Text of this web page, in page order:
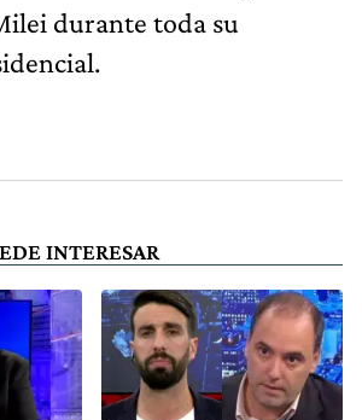
durante toda su
INTERESAR